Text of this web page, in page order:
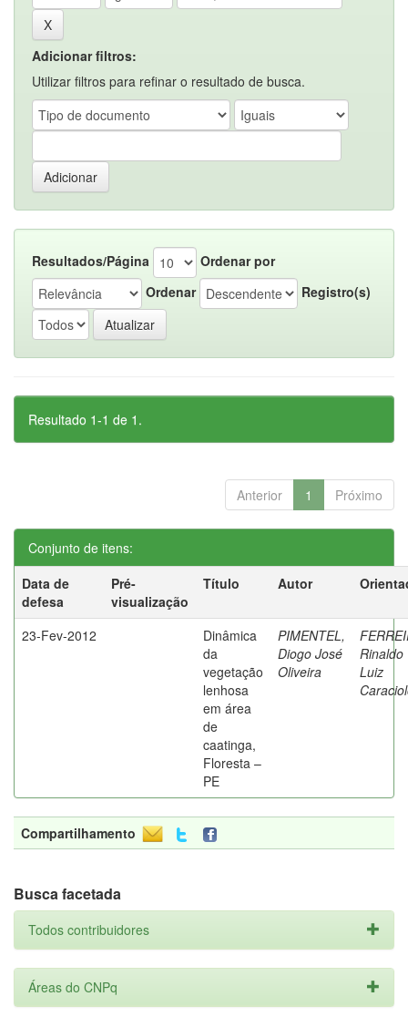
Adicionar filtros:
Utilizar filtros para refinar o resultado de busca.
Resultados/Página
Ordenar por
Ordenar
Registro(s)
Resultado 1-1 de 1.
Anterior 1 Próximo
Conjunto de itens:
Data de
defesa
Pré-
visualização
Título Autor
23-Fev-2012
Dinâmica
da
vegetação
lenhosa
em área
de
caatinga,
Floresta –
PE
PIMENTEL,
Diogo José
Oliveira
Rinaldo
Luiz
Compartilhamento
Busca facetada
Todos contribuidores
Áreas do CNPq